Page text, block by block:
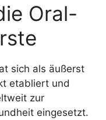
Oral-
sich als äußerst
etabliert und
zur
eingesetzt.